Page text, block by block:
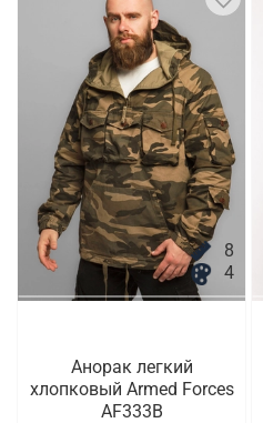
8
4
Анорак легкий
хлопковый Armed Forces
AF333B